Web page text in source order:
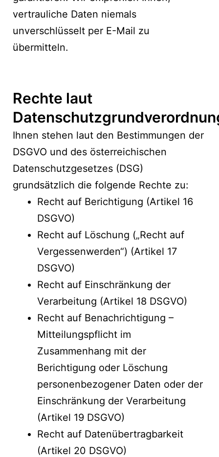
vertrauliche Daten niemals
unverschlüsselt per E-Mail zu
übermitteln.
Rechte laut
Ihnen stehen laut den Bestimmungen der
DSGVO und des österreichischen
Datenschutzgesetzes (DSG)
grundsätzlich die folgende Rechte zu:
Recht auf Berichtigung (Artikel 16
DSGVO)
Recht auf Löschung („Recht auf
Vergessenwerden“) (Artikel 17
DSGVO)
Recht auf Einschränkung der
Verarbeitung (Artikel 18 DSGVO)
Recht auf Benachrichtigung –
Mitteilungspflicht im
Zusammenhang mit der
Berichtigung oder Löschung
personenbezogener Daten oder der
Einschränkung der Verarbeitung
(Artikel 19 DSGVO)
Recht auf Datenübertragbarkeit
(Artikel 20 DSGVO)